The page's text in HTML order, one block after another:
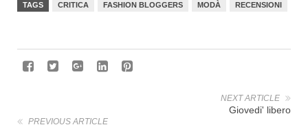
TAGS CRITICA FASHION BLOGGERS MODÀ RECENSIONI
NEXT ARTICLE
Giovedi' libero
PREVIOUS ARTICLE